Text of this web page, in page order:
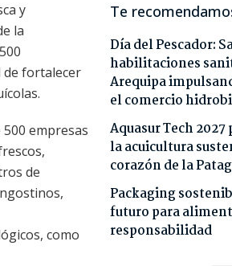
Te
Día del Pescador:
habilitaciones
Arequipa
el comercio
Aquasur Tech
la acuicultura
corazón de la
Packaging
futuro para
responsabilidad
y
la
de fortalecer
empresas
de
como